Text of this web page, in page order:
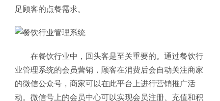
足顾客的点餐需求。
在餐饮行业中，回头客是至关重要的。通过餐饮行
业管理系统的会员营销，顾客在消费后会自动关注商家
的微信公众号，商家可以在此平台上进行营销推广活
动。微信号上的会员中心可以实现会员注册、充值和积